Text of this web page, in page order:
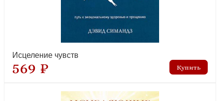
Исцеление чувств
569 ₽